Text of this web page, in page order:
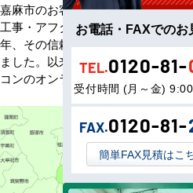
嘉麻市のお客様へ業務用エアコン・
工事・アフターサービスまで一貫
年、その信頼を基に空調のネット
ました。以来、皆様にご信頼・ご
コンのオンラインショップです。
お電話・FAXでのお
TEL.0120-81-
受付時間 (月～金)
FAX.0120-81-
簡単FAX見積はこ